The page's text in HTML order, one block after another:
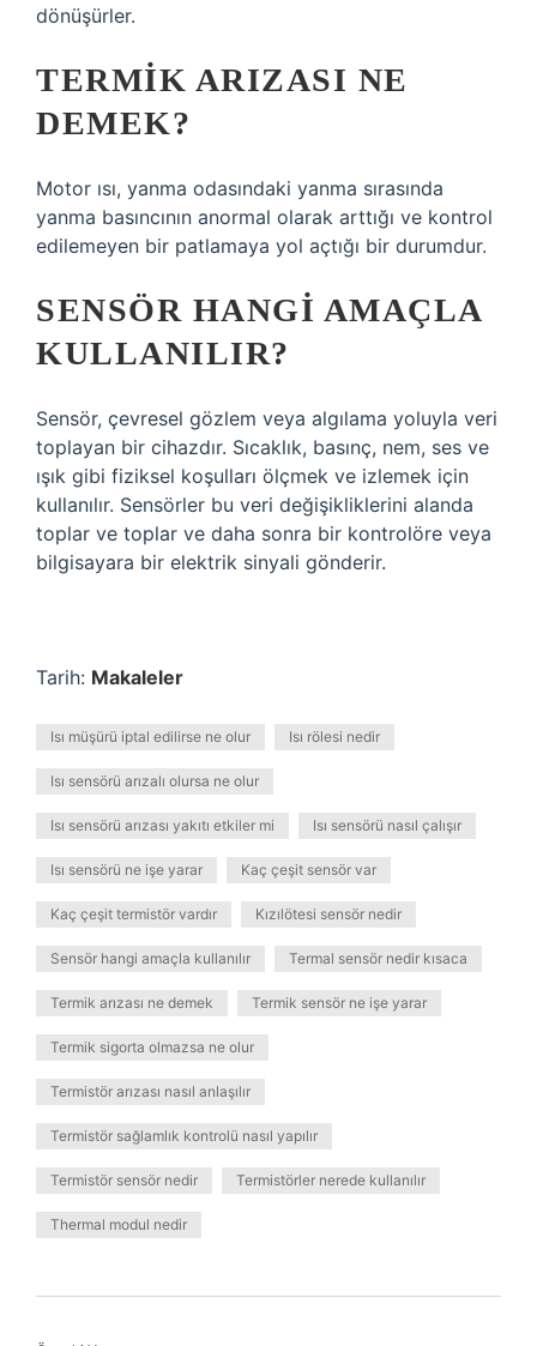
dönüşürler.
TERMIK ARIZASI NE
DEMEK?
Motor ısı, yanma odasındaki yanma sırasında
yanma basıncının anormal olarak arttığı ve kontrol
edilemeyen bir patlamaya yol açtığı bir durumdur.
SENSÖR HANGI AMAÇLA
KULLANILIR?
Sensör, çevresel gözlem veya algılama yoluyla veri
toplayan bir cihazdır. Sıcaklık, basınç, nem, ses ve
ışık gibi fiziksel koşulları ölçmek ve izlemek için
kullanılır. Sensörler bu veri değişikliklerini alanda
toplar ve toplar ve daha sonra bir kontrolöre veya
bilgisayara bir elektrik sinyali gönderir.
Tarih: Makaleler
Isı müşürü iptal edilirse ne olur Isı rölesi nedir
Isı sensörü arızalı olursa ne olur
Isı sensörü arızası yakıtı etkiler mi Isı sensörü nasıl çalışır
Isı sensörü ne işe yarar Kaç çeşit sensör var
Kaç çeşit termistör vardır Kızılötesi sensör nedir
Sensör hangi amaçla kullanılır Termal sensör nedir kısaca
Termik arızası ne demek Termik sensör ne işe yarar
Termik sigorta olmazsa ne olur
Termistör arızası nasıl anlaşılır
Termistör sağlamlık kontrolü nasıl yapılır
Termistör sensör nedir Termistörler nerede kullanılır
Thermal modul nedir